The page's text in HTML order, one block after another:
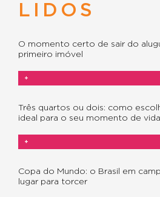
LIDOS
O momento certo de sair do
primeiro imóvel
+
Três quartos ou dois: como
ideal para o seu momento de vida
+
Copa do Mundo: o Brasil em
lugar para torcer